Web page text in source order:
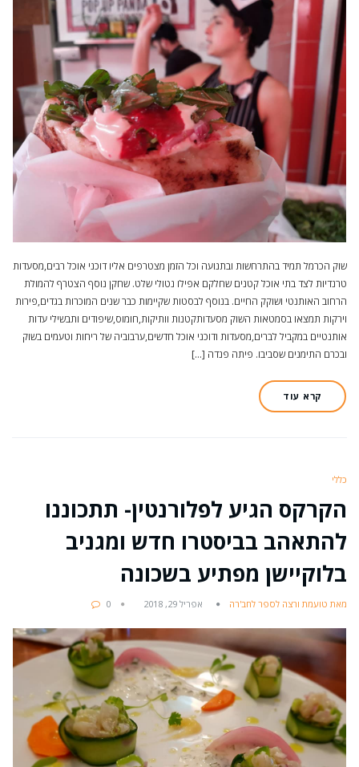
שוק הכרמל תמיד בהתרחשות ובתנועה וכל הזמן מצטרפים אליו דוכני אוכל רבים,מסעדות
טרנדיות לצד בתי אוכל קטנים שחלקם אפילו נטולי שלט. שחקן נוסף הצטרף להמולת
הרחוב האותנטי ושוקק החיים. בנוסף לבסטות שקיימות כבר שנים המוכרות בגדים,פירות
וירקות תמצאו בסמטאות השוק מסעדותקטנות וותיקות,חומוס,שיפודים ותבשילי עדות
אותנטיים במקביל לברים,מסעדות ודוכני אוכל חדשים,ערבוביה של ריחות וטעמים בשוק
ובכרם התימנים שסביבו. פיתה פנדה […]
קרא עוד
כללי
הקרקס הגיע לפלורנטין- תתכוננו
להתאהב בביסטרו חדש ומגניב
בלוקיישן מפתיע בשכונה
מאת טועמת ורצה לספר לחב'רה אפריל 29, 2018 0